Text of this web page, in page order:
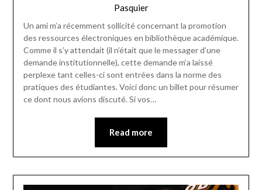
Pasquier
Un ami m’a récemment sollicité concernant la promotion
des ressources électroniques en bibliothèque académique.
Comme il s’y attendait (il n’était que le messager d’une
demande institutionnelle), cette demande m’a laissé
perplexe tant celles-ci sont entrées dans la norme des
pratiques des étudiantes. Voici donc un billet pour résumer
ce dont nous avions discuté. Si vos…
Read more